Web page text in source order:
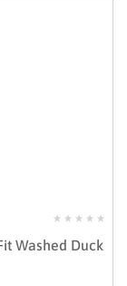
Washed Duck